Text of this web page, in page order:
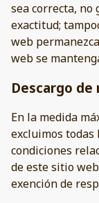
sea correcta,
exactitud;
web
web se
Descargo de
En la medida
excluimos todas
condiciones
de este sitio
exención de